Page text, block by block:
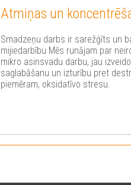
Atmiņas un
Smadzeņu darbs ir sarežģīts un
mijiedarbību Mēs runājam par
mikro asinsvadu darbu, jau
saglabāšanu un izturību pret
piemēram, oksidatīvo stresu.